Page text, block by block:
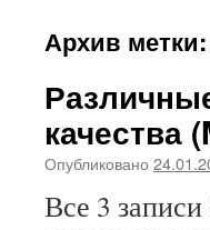
Архив
качества
Опубликовано
Все 3